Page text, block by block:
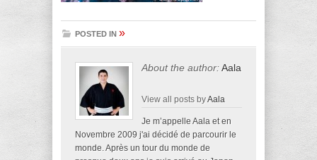
POSTED IN »
About the author:Aala
View all posts byAala
Je m’appelle Aala et en
Novembre 2009 j'ai décidé de parcourir le
monde. Après un tour du monde de